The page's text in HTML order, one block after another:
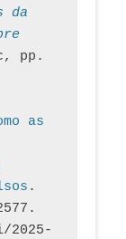
da
pp.
as